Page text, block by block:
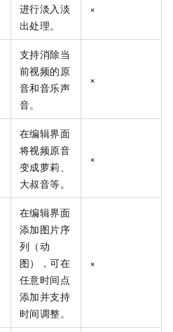
进行淡入淡
出处理。
×
支持消除当
前视频的原
音和音乐声
音。
×
在编辑界面
将视频原音
变成萝莉、
大叔音等。
×
在编辑界面
添加图片序
列（动
图），可在
任意时间点
添加并支持
时间调整。
×